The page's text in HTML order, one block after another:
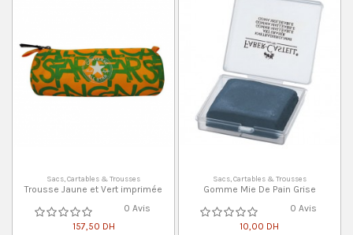
Sacs, Cartables & Trousses
Trousse Jaune et Vert imprimée
0 Avis
157,50 DH
Sacs, Cartables & Trousses
Gomme Mie De Pain Grise
0 Avis
10,00 DH